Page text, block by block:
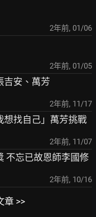
2年前, 01/06
2年前, 01/05
吉安、萬芳
2年前, 11/17
想找自己」萬芳挑戰
2年前, 11/07
不忘已故恩師李國修
2年前, 10/16
章 >>